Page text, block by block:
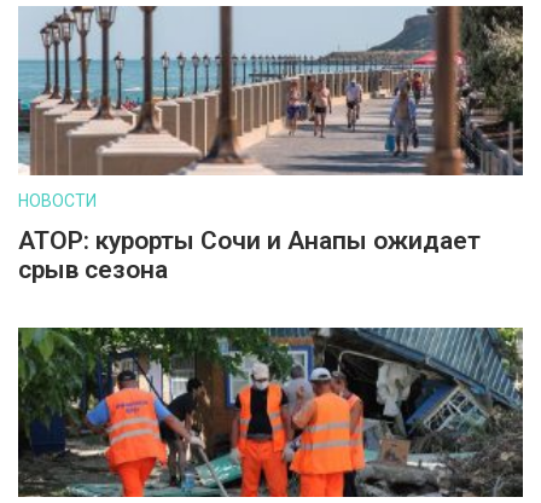
НОВОСТИ
АТОР: курорты Сочи и Анапы ожидает
срыв сезона